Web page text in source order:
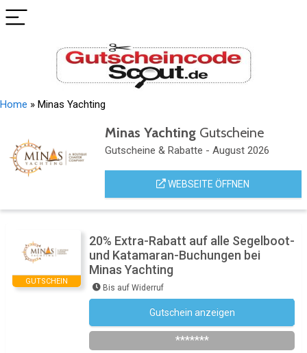
Home » Minas Yachting
Minas YachtingGutscheine
Gutscheine & Rabatte - August 2026
WEBSEITE ÖFFNEN
GUTSCHEIN
20% Extra-Rabatt auf alle Segelboot-
und Katamaran-Buchungen bei
Minas Yachting
Bis auf Widerruf
Gutschein anzeigen
*******